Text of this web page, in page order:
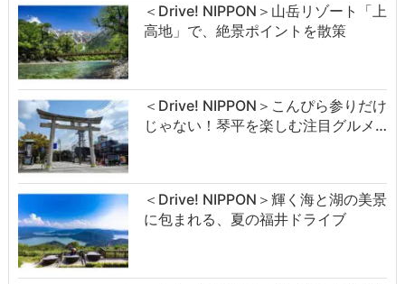
＜Drive! NIPPON＞山岳リゾート「上
高地」で、絶景ポイントを散策
＜Drive! NIPPON＞こんぴら参りだけ
じゃない！琴平を楽しむ注目グルメ…
＜Drive! NIPPON＞輝く海と湖の美景
に包まれる、夏の福井ドライブ